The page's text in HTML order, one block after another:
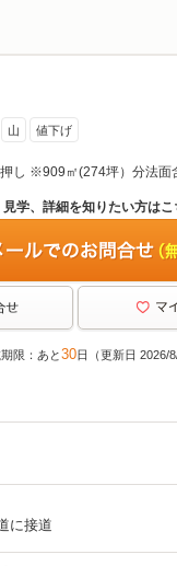
山 値下げ
し ※909㎡(274坪）分法面
学、詳細を知りたい方はこ
限：あと30日（更新日 2026/8/
に接道